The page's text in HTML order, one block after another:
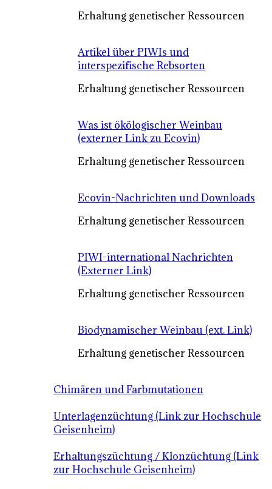
Erhaltung genetischer Ressourcen
Artikel über PIWIs und
interspezifische Rebsorten
Erhaltung genetischer Ressourcen
Was ist ökölogischer Weinbau
(externer Link zu Ecovin)
Erhaltung genetischer Ressourcen
Ecovin-Nachrichten und Downloads
Erhaltung genetischer Ressourcen
PIWI-international Nachrichten
(Externer Link)
Erhaltung genetischer Ressourcen
Biodynamischer Weinbau (ext. Link)
Erhaltung genetischer Ressourcen
Chimären und Farbmutationen
Unterlagenzüchtung (Link zur Hochschule
Geisenheim)
Erhaltungszüchtung / Klonzüchtung (Link
zur Hochschule Geisenheim)